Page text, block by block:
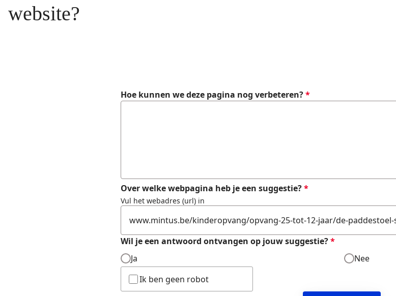
website?
Hoe kunnen we deze pagina nog verbeteren?*
Over welke webpagina heb je een suggestie?*
Vul het webadres (url) in
Wil je een antwoord ontvangen op jouw suggestie?*
Ja
Nee
Ik ben geen robot